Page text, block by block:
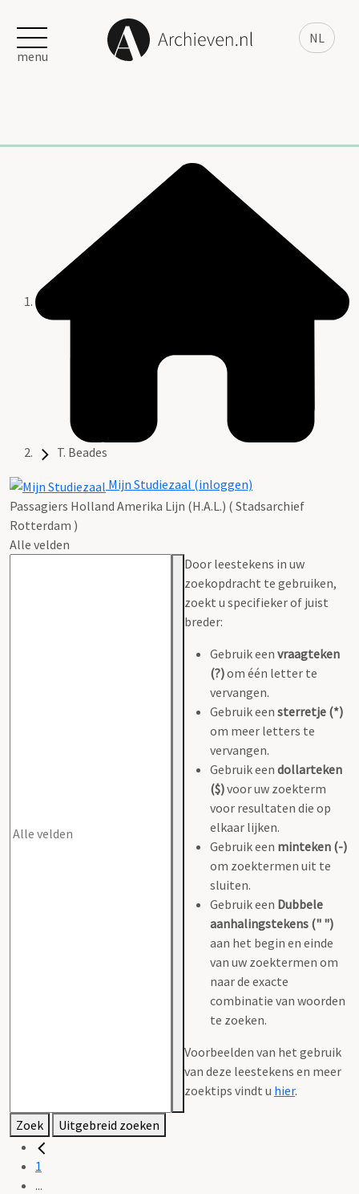
NL
menu
T. Beades
Mijn Studiezaal (inloggen)
Passagiers Holland Amerika Lijn (H.A.L.) ( Stadsarchief
Rotterdam )
Alle velden
Door leestekens in uw
zoekopdracht te gebruiken,
zoekt u specifieker of juist
breder:
Gebruik een vraagteken
(?)om één letter te
vervangen.
Gebruik een sterretje (*)
om meer letters te
vervangen.
Gebruik een dollarteken
($)voor uw zoekterm
voor resultaten die op
elkaar lijken.
Gebruik een minteken (-)
om zoektermen uit te
sluiten.
Gebruik een Dubbele
aanhalingstekens (" ")
aan het begin en einde
van uw zoektermen om
naar de exacte
combinatie van woorden
te zoeken.
Voorbeelden van het gebruik
van deze leestekens en meer
zoektips vindt u hier.
Zoek Uitgebreid zoeken
1
...